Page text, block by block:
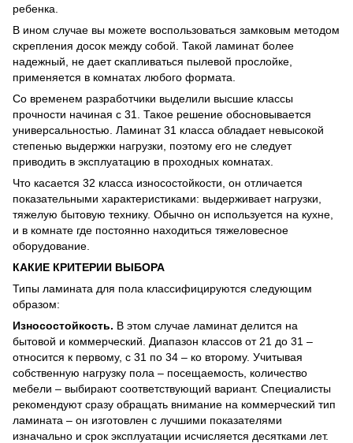
ребенка.
В ином случае вы можете воспользоваться замковым методом
скрепления досок между собой. Такой ламинат более
надежный, не дает скапливаться пылевой прослойке,
применяется в комнатах любого формата.
Со временем разработчики выделили высшие классы
прочности начиная с 31. Такое решение обосновывается
универсальностью. Ламинат 31 класса обладает невысокой
степенью выдержки нагрузки, поэтому его не следует
приводить в эксплуатацию в проходных комнатах.
Что касается 32 класса износостойкости, он отличается
показательными характеристиками: выдерживает нагрузки,
тяжелую бытовую технику. Обычно он используется на кухне,
и в комнате где постоянно находиться тяжеловесное
оборудование.
КАКИЕ КРИТЕРИИ ВЫБОРА
Типы ламината для пола классифицируются следующим
образом:
Износостойкость. В этом случае ламинат делится на
бытовой и коммерческий. Диапазон классов от 21 до 31 –
относится к первому, с 31 по 34 – ко второму. Учитывая
собственную нагрузку пола – посещаемость, количество
мебели – выбирают соответствующий вариант. Специалисты
рекомендуют сразу обращать внимание на коммерческий тип
ламината – он изготовлен с лучшими показателями
изначально и срок эксплуатации исчисляется десятками лет.